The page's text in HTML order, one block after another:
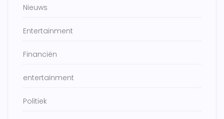
Nieuws
Entertainment
Financiën
entertainment
Politiek